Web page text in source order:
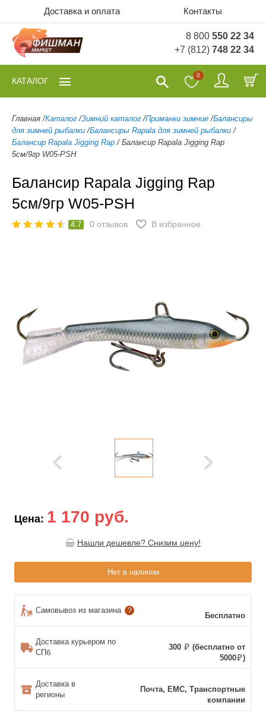
Доставка и оплата Контакты
8 800 550 22 34
+7 (812) 748 22 34
0
КАТАЛОГ
Главная /Каталог /Зимний каталог /Приманки зимние /Балансиры
для зимней рыбалки /Балансиры Rapala для зимней рыбалки /
Балансир Rapala Jigging Rap / Балансир Rapala Jigging Rap
5см/9гр W05-PSH
Балансир Rapala Jigging Rap
5см/9гр W05-PSH
4.7 0 отзывов В избранное
Цена: 1 170 руб.
Нашли дешевле? Снизим цену!
Нет в наличии
Самовывоз из магазина ?
Бесплатно
Доставка курьером по
СПб
300
(бесплатно от
5000
)
Доставка в
регионы
Почта, ЕМС, Транспортные
компании